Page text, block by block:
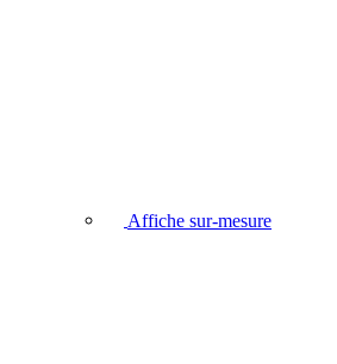
Affiche sur-mesure